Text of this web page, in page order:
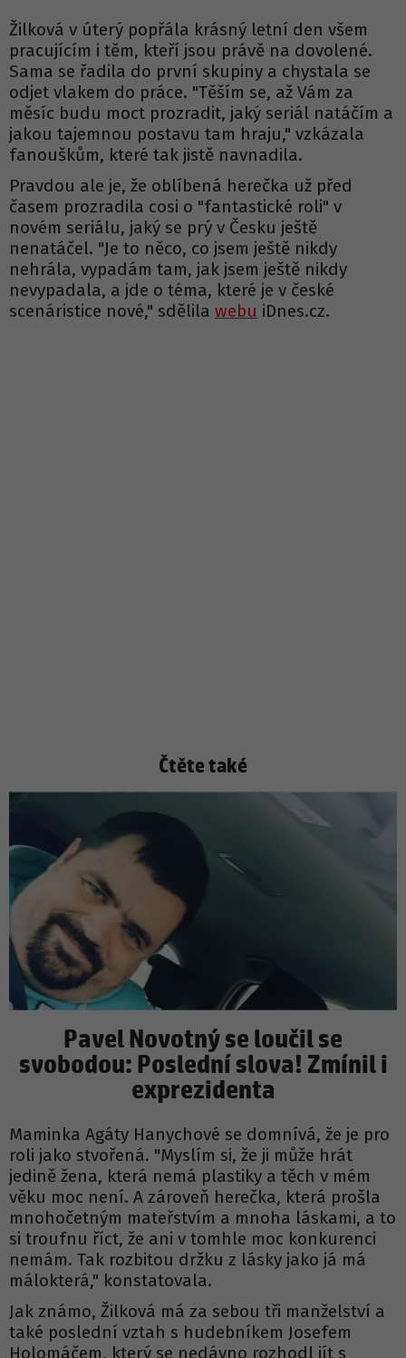
Žilková v úterý popřála krásný letní den všem
pracujícím i těm, kteří jsou právě na dovolené.
Sama se řadila do první skupiny a chystala se
odjet vlakem do práce. "Těším se, až Vám za
měsíc budu moct prozradit, jaký seriál natáčím a
jakou tajemnou postavu tam hraju," vzkázala
fanouškům, které tak jistě navnadila.
Pravdou ale je, že oblíbená herečka už před
časem prozradila cosi o "fantastické roli" v
novém seriálu, jaký se prý v Česku ještě
nenatáčel. "Je to něco, co jsem ještě nikdy
nehrála, vypadám tam, jak jsem ještě nikdy
nevypadala, a jde o téma, které je v české
scenáristice nové," sdělila webu iDnes.cz.
Čtěte také
Pavel Novotný se loučil se
svobodou: Poslední slova! Zmínil i
exprezidenta
Maminka Agáty Hanychové se domnívá, že je pro
roli jako stvořená. "Myslím si, že ji může hrát
jedině žena, která nemá plastiky a těch v mém
věku moc není. A zároveň herečka, která prošla
mnohočetným mateřstvím a mnoha láskami, a to
si troufnu říct, že ani v tomhle moc konkurenci
nemám. Tak rozbitou držku z lásky jako já má
málokterá," konstatovala.
Jak známo, Žilková má za sebou tři manželství a
také poslední vztah s hudebníkem Josefem
Holomáčem, který se nedávno rozhodl jít s